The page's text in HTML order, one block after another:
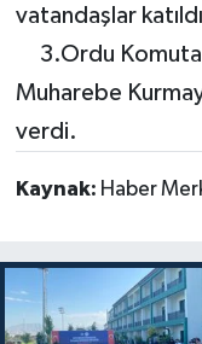
vatandaşlar
3.Ordu
Muharebe
verdi.
Kaynak: Haber